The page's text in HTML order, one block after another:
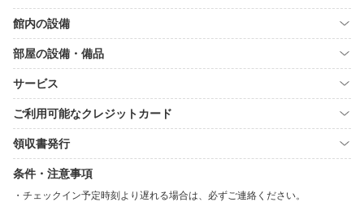
館内の設備
部屋の設備・備品
サービス
ご利用可能なクレジットカード
領収書発行
条件・注意事項
チェックイン予定時刻より遅れる場合は、必ずご連絡ください。